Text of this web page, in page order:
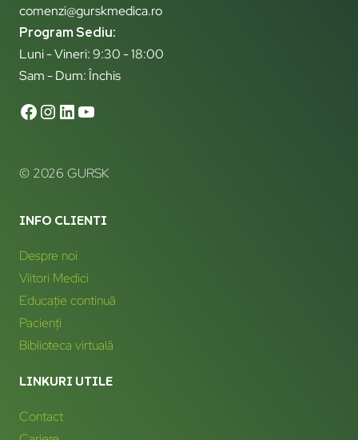
comenzi@gurskmedica.ro
Program Sediu:
Luni - Vineri: 9:30 - 18:00
Sam - Dum: Închis
© 2026 GURSK
INFO CLIENTI
Despre noi
Viitori Medici
Educație continuă
Pacienți
Biblioteca virtuală
LINKURI UTILE
Contact